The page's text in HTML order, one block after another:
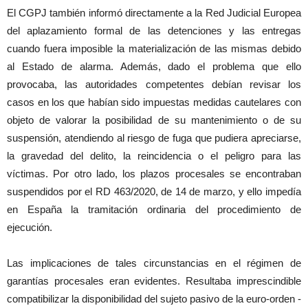
El CGPJ también informó directamente a la Red Judicial Europea
del aplazamiento formal de las detenciones y las entregas
cuando fuera imposible la materialización de las mismas debido
al Estado de alarma. Además, dado el problema que ello
provocaba, las autoridades competentes debían revisar los
casos en los que habían sido impuestas medidas cautelares con
objeto de valorar la posibilidad de su mantenimiento o de su
suspensión, atendiendo al riesgo de fuga que pudiera apreciarse,
la gravedad del delito, la reincidencia o el peligro para las
víctimas. Por otro lado, los plazos procesales se encontraban
suspendidos por el RD 463/2020, de 14 de marzo, y ello impedía
en España la tramitación ordinaria del procedimiento de
ejecución.
Las implicaciones de tales circunstancias en el régimen de
garantías procesales eran evidentes. Resultaba imprescindible
compatibilizar la disponibilidad del sujeto pasivo de la euro-orden -